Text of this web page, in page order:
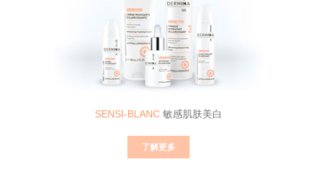
SENSI-BLANC 敏感肌肤美白
了解更多